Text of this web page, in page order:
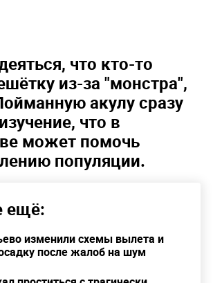
что кто-то
из-за "монстра",
акулу сразу
что в
может помочь
популяции.
ещё:
изменили схемы вылета и
после жалоб на шум